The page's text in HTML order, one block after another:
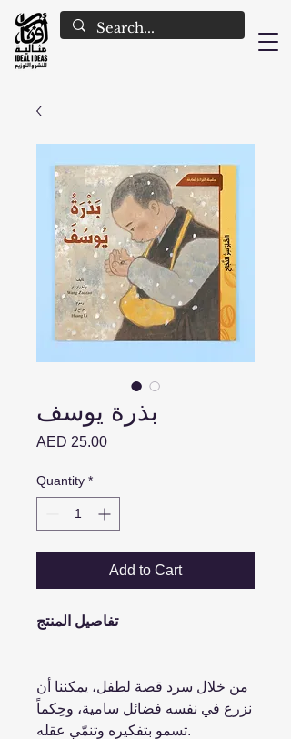
بذرة يوسف
AED 25.00Price
Quantity *
Add to Cart
تفاصيل المنتج
من خلال سرد قصة لطفل، يمكننا أن
نزرع في نفسه فضائل سامية، وحِكماً
تسمو بتفكيره وتنمّي عقله.